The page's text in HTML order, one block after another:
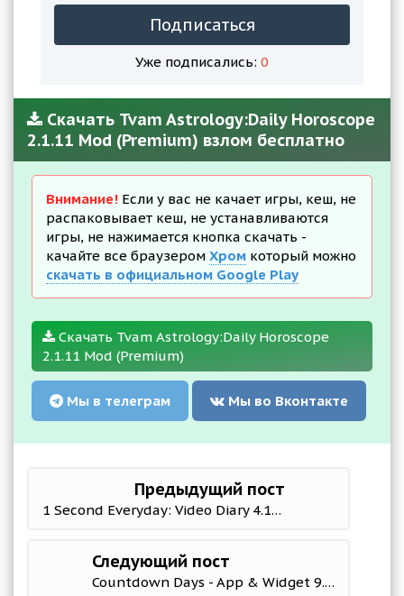
Подписаться
Уже подписались: 0
Скачать Tvam Astrology:Daily Horoscope
2.1.11 Mod (Premium) взлом бесплатно
Внимание! Если у вас не качает игры, кеш, не
распаковывает кеш, не устанавливаются
игры, не нажимается кнопка скачать -
качайте все браузером Хром который можно
скачать в официальном Google Play
Скачать Tvam Astrology:Daily Horoscope
2.1.11 Mod (Premium)
Мы в телеграм Мы во Вконтакте
Предыдущий пост
1 Second Everyday: Video Diary 4.11.2 Мод (полная версия)
Следующий пост
Countdown Days - App & Widget 9.9 Mod (Premium)